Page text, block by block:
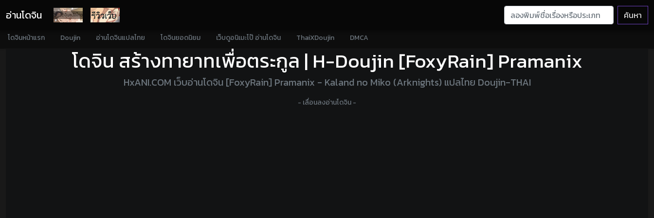
อ่านโดจิน ค้นหา
โดจินหน้าแรก Doujin อ่านโดจินแปลไทย โดจินยอดนิยม เว็บดูอนิเมะโป๊ อ่านโดจิน ThaiXDoujin DMCA
โดจิน สร้างทายาทเพื่อตระกูล | H-Doujin [FoxyRain] Pramanix
HxANI.COM เว็บอ่านโดจิน [FoxyRain] Pramanix - Kaland no Miko (Arknights) แปลไทย Doujin-THAI
- เลื่อนลงอ่านโดจิน -